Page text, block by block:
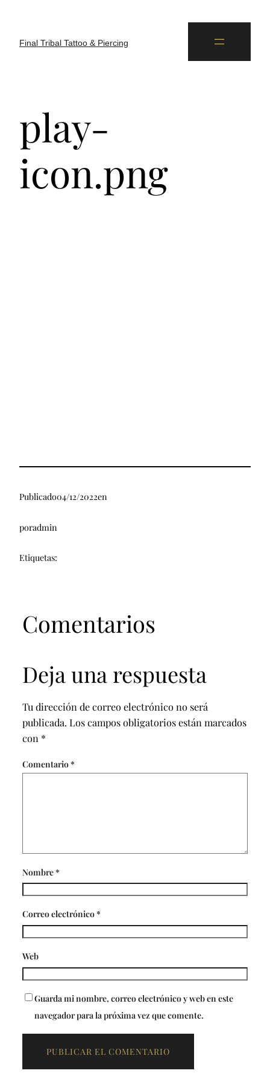
Final Tribal Tattoo & Piercing
play-
icon.png
Publicado04/12/2022en
poradmin
Etiquetas:
Comentarios
Deja una respuesta
Tu dirección de correo electrónico no será
publicada. Los campos obligatorios están marcados
con *
Comentario*
Nombre*
Correo electrónico*
Web
Guarda mi nombre, correo electrónico y web en este
navegador para la próxima vez que comente.